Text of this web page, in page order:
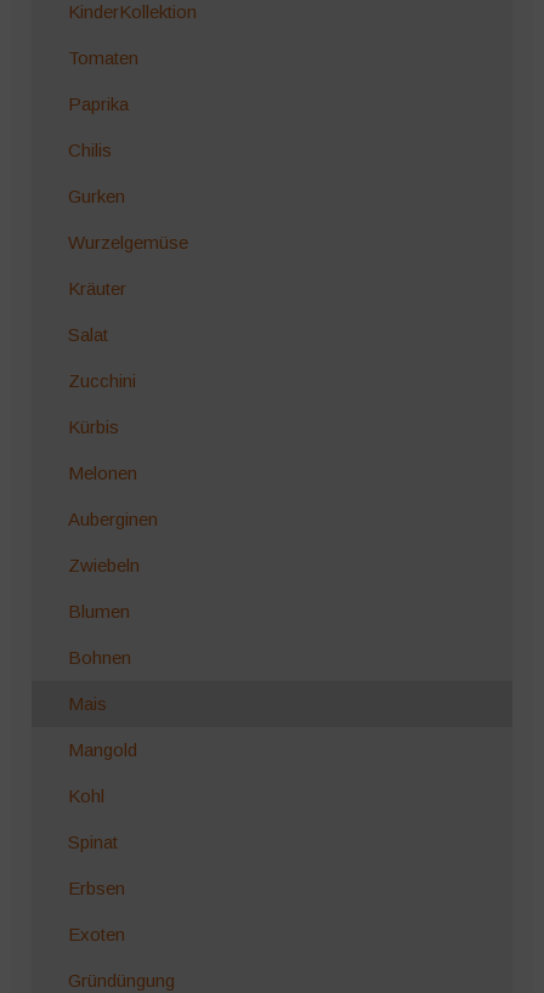
KinderKollektion
Tomaten
Paprika
Chilis
Gurken
Wurzelgemüse
Kräuter
Salat
Zucchini
Kürbis
Melonen
Auberginen
Zwiebeln
Blumen
Bohnen
Mais
Mangold
Kohl
Spinat
Erbsen
Exoten
Gründüngung